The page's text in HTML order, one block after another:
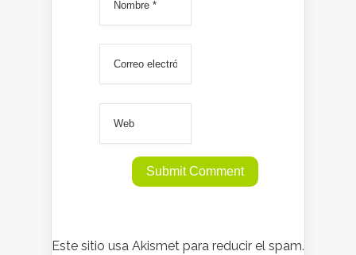
Este sitio usa Akismet para reducir el spam.